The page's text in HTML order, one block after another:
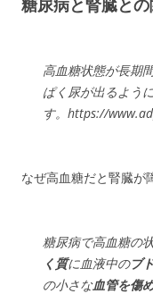
糖尿病と腎臓と
高血糖状態が長期
ぱく尿が出るよう
す。https://
なぜ高血糖だと腎臓が
糖尿病で高血糖の
く質に血液中のブ
の小さな血管を傷